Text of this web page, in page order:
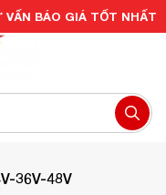
36V-48V
BÁO GIÁ TỐT NHẤT